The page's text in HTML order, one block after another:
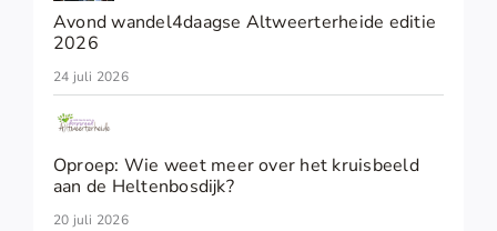
Avond wandel4daagse Altweerterheide editie
2026
24 juli 2026
Oproep: Wie weet meer over het kruisbeeld
aan de Heltenbosdijk?
20 juli 2026